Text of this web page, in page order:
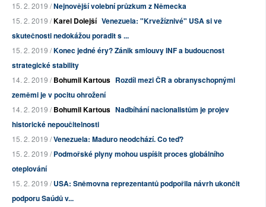
15. 2. 2019 /Nejnovější volební průzkum z Německa
15. 2. 2019 /Karel Dolejší Venezuela: "Krvežíznivé" USA si ve
skutečnosti nedokážou poradit s ...
15. 2. 2019 /Konec jedné éry? Zánik smlouvy INF a budoucnost
strategické stability
14. 2. 2019 /Bohumil Kartous Rozdíl mezi ČR a obranyschopnými
zeměmi je v pocitu ohrožení
14. 2. 2019 /Bohumil Kartous Nadbíhání nacionalistům je projev
historické nepoučitelnosti
15. 2. 2019 /Venezuela: Maduro neodchází. Co teď?
15. 2. 2019 /Podmořské plyny mohou uspíšit proces globálního
oteplování
15. 2. 2019 /USA: Sněmovna reprezentantů podpořila návrh ukončit
podporu Saúdů v...